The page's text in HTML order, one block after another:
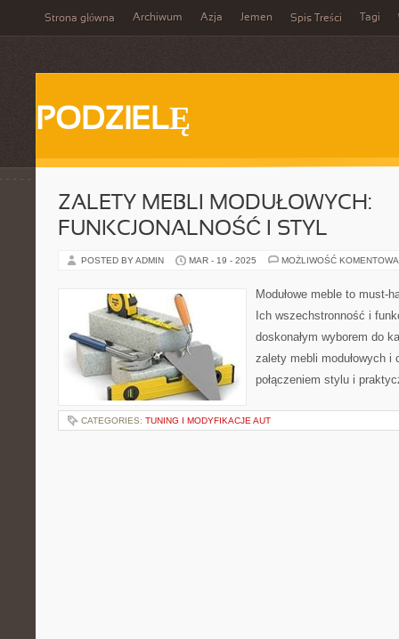
Strona główna Archiwum Azja Jemen Spis Treści Tagi
PODZIELĘ
ZALETY MEBLI MODUŁOWYCH:
FUNKCJONALNOŚĆ I STYL
POSTED BY ADMIN MAR - 19 - 2025 MOŻLIWOŚĆ
Modułowe meble to must-
Ich wszechstronność i
doskonałym wyborem do
zalety mebli modułowych i
połączeniem stylu i
CATEGORIES: TUNING I MODYFIKACJE AUT